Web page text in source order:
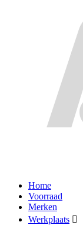
Home
Voorraad
Merken
Werkplaats